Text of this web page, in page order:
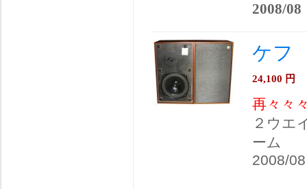
2008/08
ケフ
24,100 円
再々々
２ウエ
ーム
2008/08